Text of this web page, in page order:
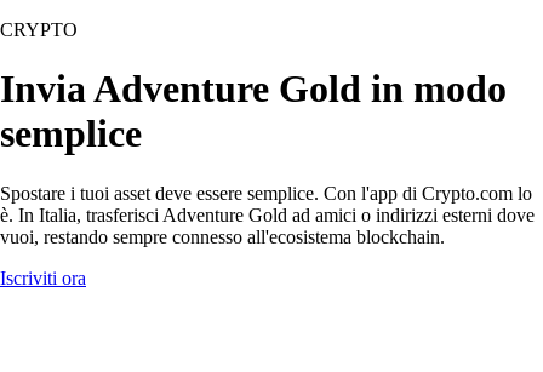
CRYPTO
Invia Adventure Gold in modo
semplice
Spostare i tuoi asset deve essere semplice. Con l'app di Crypto.com lo
è. In Italia, trasferisci Adventure Gold ad amici o indirizzi esterni dove
vuoi, restando sempre connesso all'ecosistema blockchain.
Iscriviti ora